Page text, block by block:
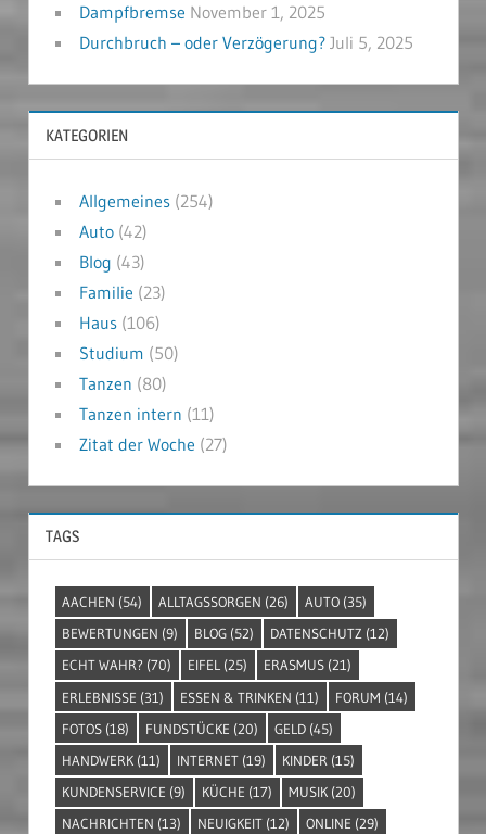
Dampfbremse November 1, 2025
Durchbruch – oder Verzögerung? Juli 5, 2025
KATEGORIEN
Allgemeines(254)
Auto(42)
Blog (43)
Familie (23)
Haus(106)
Studium (50)
Tanzen (80)
Tanzen intern (11)
Zitat der Woche (27)
TAGS
AACHEN (54) ALLTAGSSORGEN (26) AUTO (35)
BEWERTUNGEN (9) BLOG (52) DATENSCHUTZ (12)
ECHT WAHR? (70) EIFEL (25) ERASMUS (21)
ERLEBNISSE (31) ESSEN & TRINKEN (11) FORUM (14)
FOTOS (18) FUNDSTÜCKE (20) GELD (45)
HANDWERK (11) INTERNET (19) KINDER (15)
KUNDENSERVICE (9) KÜCHE (17) MUSIK (20)
NACHRICHTEN (13) NEUIGKEIT (12) ONLINE (29)